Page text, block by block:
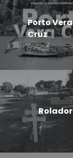
Porto Vera
Cruz
Rolador